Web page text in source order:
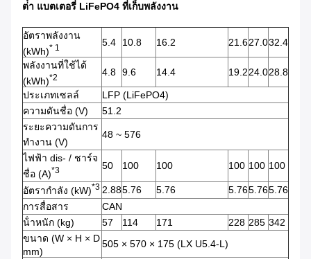
ต่ํา แบตเตอรี่ LiFePO4 ที่เก็บพลังงาน
อัตราพลังงาน
(kWh)* 1 5.4 10.8 16.2 21.627.032.4
พลังงานที่ใช้ได้
(kWh)*2 4.8 9.6 14.4 19.224.028.8
ประเภทเซลล์
LFP (LiFePO4)
ความดันชื่อ (V)
51.2
ระยะความดันการ
ทํางาน (V)
48 ~ 576
ไฟฟ้า dis- / ชาร์จ
ชื่อ (A)*3 50 100 100 100 100 100
อัตรากําลัง (kW)*3 2.885.76 5.76 5.765.765.76
การสื่อสาร
CAN
น้ําหนัก (kg)
57 114 171 228 285 342
ขนาด (W × H × D
mm)
505 × 570 × 175 (LX U5.4-L)